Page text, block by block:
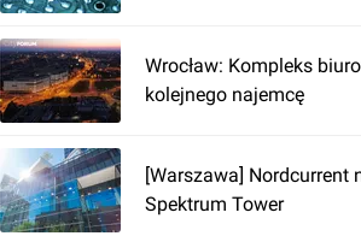
Wrocław: Kompleks
kolejnego najemcę
[Warszawa] Nordcurrent
Spektrum Tower